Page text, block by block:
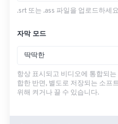
.srt 또는 .ass 파일을 업로드하세
자막 모드
딱딱한
항상 표시되고 비디오에 통합되
합한 반면, 별도로 저장되는 소프
위해 켜거나 끌 수 있습니다.